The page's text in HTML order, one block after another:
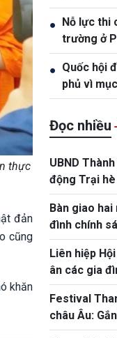
thực
đản
cũng
khăn
Phan
● Nỗ lực thi
trường ở
● Quốc hội
phủ vì
con số
Đọc nhiều
UBND
động Trại
bào và tuổi
Bàn giao
đình chính
Liên hiệp
ân các gia
Festival
châu Âu:
Việt